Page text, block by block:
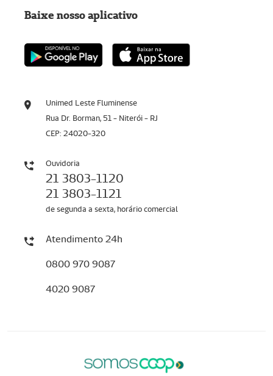
Unimed Leste Fluminense
Rua Dr. Borman, 51 - Niterói - RJ
CEP: 24020-320
Ouvidoria
21 3803-1120
21 3803-1121
de segunda a sexta, horário comercial
Atendimento 24h
0800 970 9087
4020 9087
Baixe nosso aplicativo